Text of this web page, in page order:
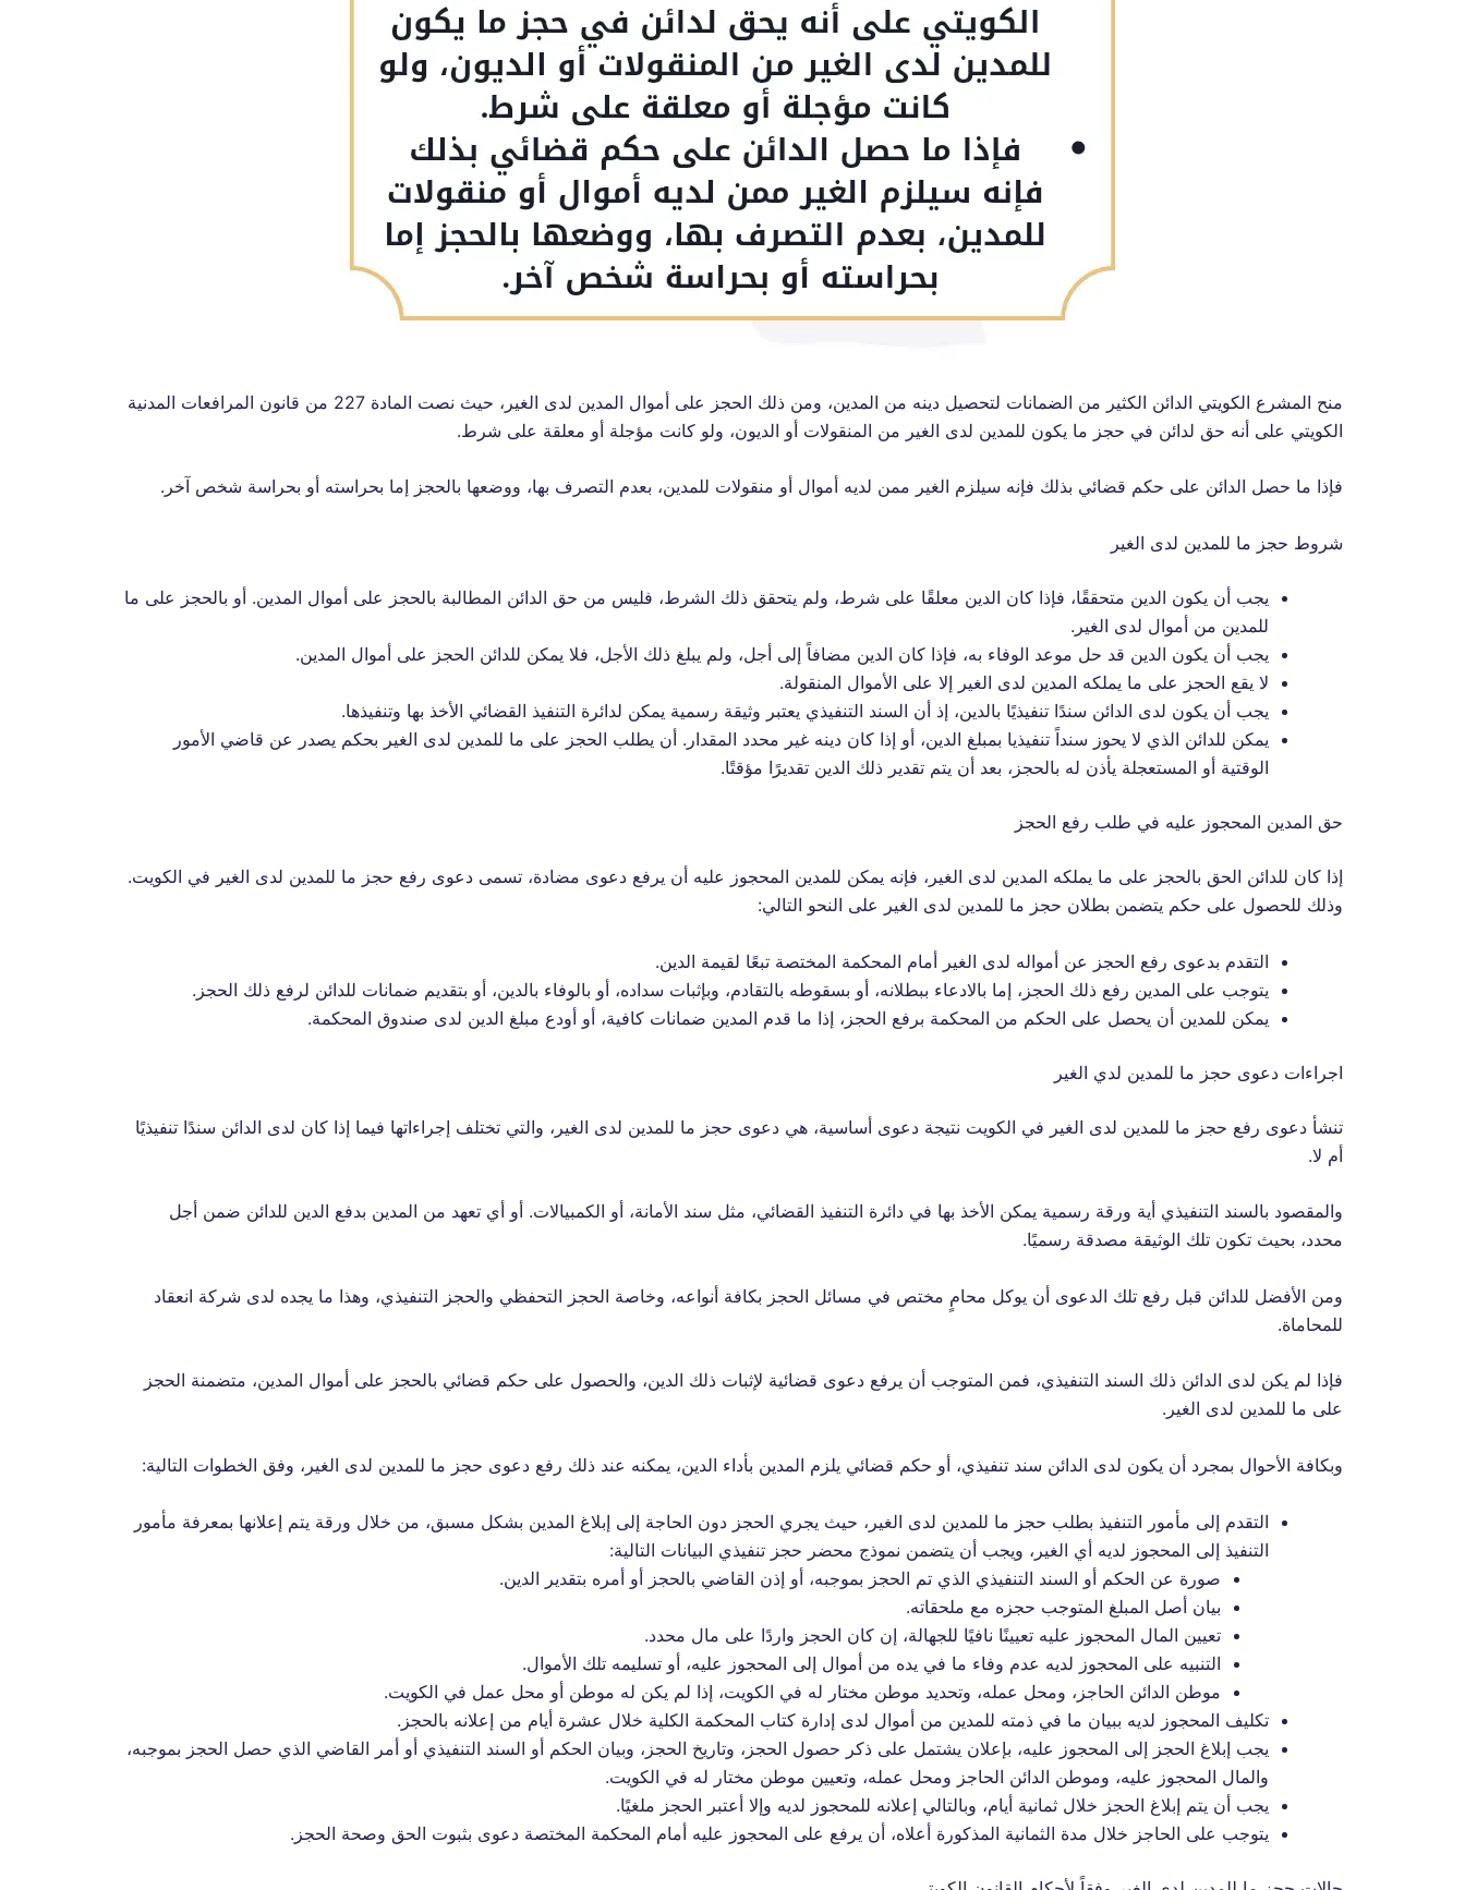
منح المشرع الكويتي الدائن الكثير من الضمانات لتحصيل دينه من المدين، ومن ذلك الحجز على أموال المدين لدى الغير، حيث نصت المادة 227 من قانون المرافعات المدنية
الكويتي على أنه حق لدائن في حجز ما يكون للمدين لدى الغير من المنقولات أو الديون، ولو كانت مؤجلة أو معلقة على شرط.
فإذا ما حصل الدائن على حكم قضائي بذلك فإنه سيلزم الغير ممن لديه أموال أو منقولات للمدين، بعدم التصرف بها، ووضعها بالحجز إما بحراسته أو بحراسة شخص آخر.
شروط حجز ما للمدين لدى الغير
يجب أن يكون الدين متحققًا، فإذا كان الدين معلقًا على شرط، ولم يتحقق ذلك الشرط، فليس من حق الدائن المطالبة بالحجز على أموال المدين. أو بالحجز على ما
للمدين من أموال لدى الغير.
يجب أن يكون الدين قد حل موعد الوفاء به، فإذا كان الدين مضافاً إلى أجل، ولم يبلغ ذلك الأجل، فلا يمكن للدائن الحجز على أموال المدين.
لا يقع الحجز على ما يملكه المدين لدى الغير إلا على الأموال المنقولة.
يجب أن يكون لدى الدائن سندًا تنفيذيًا بالدين، إذ أن السند التنفيذي يعتبر وثيقة رسمية يمكن لدائرة التنفيذ القضائي الأخذ بها وتنفيذها.
يمكن للدائن الذي لا يحوز سنداً تنفيذيا بمبلغ الدين، أو إذا كان دينه غير محدد المقدار. أن يطلب الحجز على ما للمدين لدى الغير بحكم يصدر عن قاضي الأمور
الوقتية أو المستعجلة يأذن له بالحجز، بعد أن يتم تقدير ذلك الدين تقديرًا مؤقتًا.
حق المدين المحجوز عليه في طلب رفع الحجز
إذا كان للدائن الحق بالحجز على ما يملكه المدين لدى الغير، فإنه يمكن للمدين المحجوز عليه أن يرفع دعوى مضادة، تسمى دعوى رفع حجز ما للمدين لدى الغير في الكويت.
وذلك للحصول على حكم يتضمن بطلان حجز ما للمدين لدى الغير على النحو التالي:
التقدم بدعوى رفع الحجز عن أمواله لدى الغير أمام المحكمة المختصة تبعًا لقيمة الدين.
يتوجب على المدين رفع ذلك الحجز، إما بالادعاء ببطلانه، أو بسقوطه بالتقادم، وبإثبات سداده، أو بالوفاء بالدين، أو بتقديم ضمانات للدائن لرفع ذلك الحجز.
يمكن للمدين أن يحصل على الحكم من المحكمة برفع الحجز، إذا ما قدم المدين ضمانات كافية، أو أودع مبلغ الدين لدى صندوق المحكمة.
اجراءات دعوى حجز ما للمدين لدي الغير
تنشأ دعوى رفع حجز ما للمدين لدى الغير في الكويت نتيجة دعوى أساسية، هي دعوى حجز ما للمدين لدى الغير، والتي تختلف إجراءاتها فيما إذا كان لدى الدائن سندًا تنفيذيًا
أم لا.
والمقصود بالسند التنفيذي أية ورقة رسمية يمكن الأخذ بها في دائرة التنفيذ القضائي، مثل سند الأمانة، أو الكمبيالات. أو أي تعهد من المدين بدفع الدين للدائن ضمن أجل
محدد، بحيث تكون تلك الوثيقة مصدقة رسميًا.
ومن الأفضل للدائن قبل رفع تلك الدعوى أن يوكل محامٍ مختص في مسائل الحجز بكافة أنواعه، وخاصة الحجز التحفظي والحجز التنفيذي، وهذا ما يجده لدى شركة انعقاد
للمحاماة.
فإذا لم يكن لدى الدائن ذلك السند التنفيذي، فمن المتوجب أن يرفع دعوى قضائية لإثبات ذلك الدين، والحصول على حكم قضائي بالحجز على أموال المدين، متضمنة الحجز
على ما للمدين لدى الغير.
وبكافة الأحوال بمجرد أن يكون لدى الدائن سند تنفيذي، أو حكم قضائي يلزم المدين بأداء الدين، يمكنه عند ذلك رفع دعوى حجز ما للمدين لدى الغير، وفق الخطوات التالية:
التقدم إلى مأمور التنفيذ بطلب حجز ما للمدين لدى الغير، حيث يجري الحجز دون الحاجة إلى إبلاغ المدين بشكل مسبق، من خلال ورقة يتم إعلانها بمعرفة مأمور
التنفيذ إلى المحجوز لديه أي الغير، ويجب أن يتضمن نموذج محضر حجز تنفيذي البيانات التالية:
صورة عن الحكم أو السند التنفيذي الذي تم الحجز بموجبه، أو إذن القاضي بالحجز أو أمره بتقدير الدين.
بيان أصل المبلغ المتوجب حجزه مع ملحقاته.
تعيين المال المحجوز عليه تعيينًا نافيًا للجهالة، إن كان الحجز واردًا على مال محدد.
التنبيه على المحجوز لديه عدم وفاء ما في يده من أموال إلى المحجوز عليه، أو تسليمه تلك الأموال.
موطن الدائن الحاجز، ومحل عمله، وتحديد موطن مختار له في الكويت، إذا لم يكن له موطن أو محل عمل في الكويت.
تكليف المحجوز لديه ببيان ما في ذمته للمدين من أموال لدى إدارة كتاب المحكمة الكلية خلال عشرة أيام من إعلانه بالحجز.
يجب إبلاغ الحجز إلى المحجوز عليه، بإعلان يشتمل على ذكر حصول الحجز، وتاريخ الحجز، وبيان الحكم أو السند التنفيذي أو أمر القاضي الذي حصل الحجز بموجبه،
والمال المحجوز عليه، وموطن الدائن الحاجز ومحل عمله، وتعيين موطن مختار له في الكويت.
يجب أن يتم إبلاغ الحجز خلال ثمانية أيام، وبالتالي إعلانه للمحجوز لديه وإلا أعتبر الحجز ملغيًا.
يتوجب على الحاجز خلال مدة الثمانية المذكورة أعلاه، أن يرفع على المحجوز عليه أمام المحكمة المختصة دعوى بثبوت الحق وصحة الحجز.